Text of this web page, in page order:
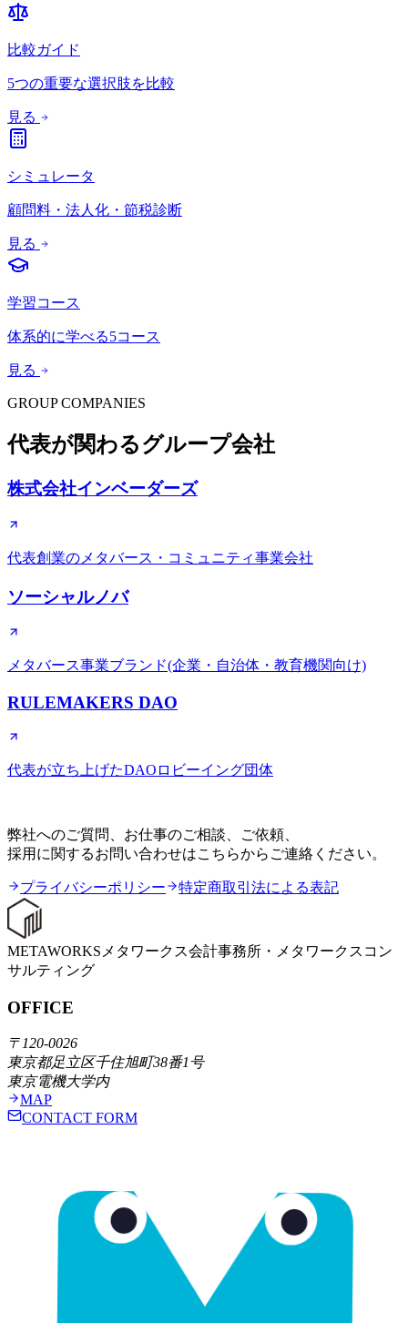
比較ガイド
5つの重要な選択肢を比較
見る
シミュレータ
顧問料・法人化・節税診断
見る
学習コース
体系的に学べる5コース
見る
GROUP COMPANIES
代表が関わるグループ会社
株式会社インベーダーズ
代表創業のメタバース・コミュニティ事業会社
ソーシャルノバ
メタバース事業ブランド(企業・自治体・教育機関向け)
RULEMAKERS DAO
代表が立ち上げたDAOロビーイング団体
弊社へのご質問、お仕事のご相談、ご依頼、
採用に関するお問い合わせはこちらからご連絡ください。
プライバシーポリシー 特定商取引法による表記
METAWORKS メタワークス会計事務所・メタワークスコン
サルティング
OFFICE
〒120-0026
東京都足立区千住旭町38番1号
東京電機大学内
MAP
CONTACT FORM